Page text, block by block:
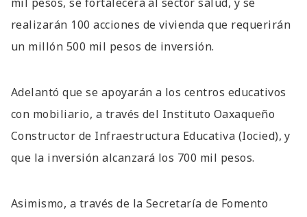
realizarán 100 acciones de vivienda que requerirán
un millón 500 mil pesos de inversión.
Adelantó que se apoyarán a los centros educativos
con mobiliario, a través del Instituto Oaxaqueño
Constructor de Infraestructura Educativa (Iocied), y
que la inversión alcanzará los 700 mil pesos.
Asimismo, a través de la Secretaría de Fomento